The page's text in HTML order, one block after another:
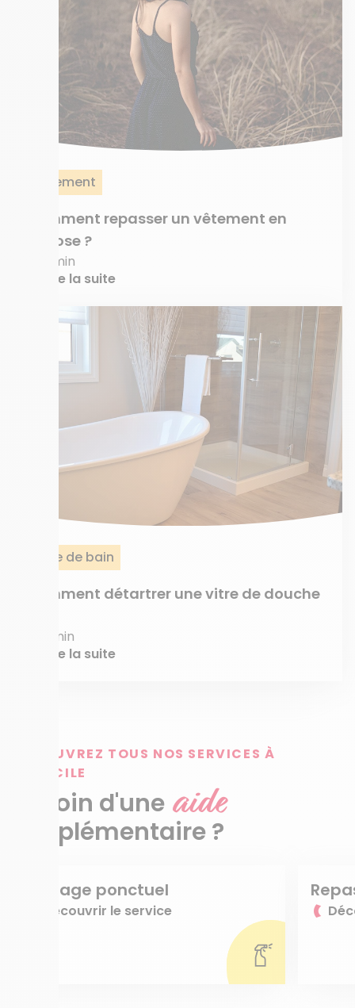
Vêtement
Comment repasser un vêtement en
viscose ?
8 min
Lire la suite
Salle de bain
Comment détartrer une vitre de douche
2 min
Lire la suite
DÉCOUVREZ TOUS NOS SERVICES À
DOMICILE
Besoin d'une aide
supplémentaire ?
Ménage ponctuel
Découvrir le service